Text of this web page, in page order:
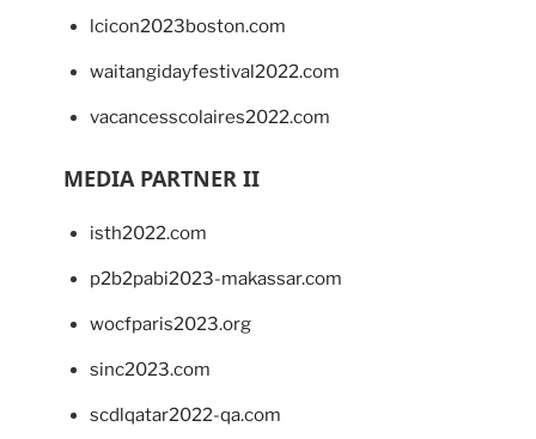
lcicon2023boston.com
waitangidayfestival2022.com
vacancesscolaires2022.com
MEDIA PARTNER II
isth2022.com
p2b2pabi2023-makassar.com
wocfparis2023.org
sinc2023.com
scdlqatar2022-qa.com